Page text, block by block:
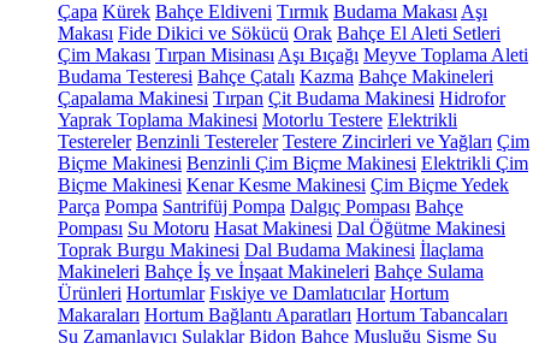
Çapa Kürek Bahçe Eldiveni Tırmık Budama Makası Aşı
Makası Fide Dikici ve Sökücü Orak Bahçe El Aleti Setleri
Çim Makası Tırpan Misinası Aşı Bıçağı Meyve Toplama Aleti
Budama Testeresi Bahçe Çatalı Kazma Bahçe Makineleri
Çapalama Makinesi Tırpan Çit Budama Makinesi Hidrofor
Yaprak Toplama Makinesi Motorlu Testere Elektrikli
Testereler Benzinli Testereler Testere Zincirleri ve Yağları Çim
Biçme Makinesi Benzinli Çim Biçme Makinesi Elektrikli Çim
Biçme Makinesi Kenar Kesme Makinesi Çim Biçme Yedek
Parça Pompa Santrifüj Pompa Dalgıç Pompası Bahçe
Pompası Su Motoru Hasat Makinesi Dal Öğütme Makinesi
Toprak Burgu Makinesi Dal Budama Makinesi İlaçlama
Makineleri Bahçe İş ve İnşaat Makineleri Bahçe Sulama
Ürünleri Hortumlar Fıskiye ve Damlatıcılar Hortum
Makaraları Hortum Bağlantı Aparatları Hortum Tabancaları
Su Zamanlayıcı Sulaklar Bidon Bahçe Musluğu Şişme Su